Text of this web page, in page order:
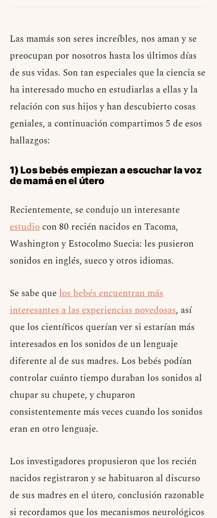
Las mamás son seres increíbles, nos aman y se
preocupan por nosotros hasta los últimos días
de sus vidas. Son tan especiales que la ciencia se
ha interesado mucho en estudiarlas a ellas y la
relación con sus hijos y han descubierto cosas
geniales, a continuación compartimos 5 de esos
hallazgos:
1) Los bebés empiezan a escuchar la voz
de mamá en el útero
Recientemente, se condujo un interesante
estudio con 80 recién nacidos en Tacoma,
Washington y Estocolmo Suecia: les pusieron
sonidos en inglés, sueco y otros idiomas.
Se sabe quelos bebés encuentran más
interesantes a las experiencias novedosas, así
que los científicos querían ver si estarían más
interesados en los sonidos de un lenguaje
diferente al de sus madres. Los bebés podían
controlar cuánto tiempo duraban los sonidos al
chupar su chupete, y chuparon
consistentemente más veces cuando los sonidos
eran en otro lenguaje.
Los investigadores propusieron que los recién
nacidos registraron y se habituaron al discurso
de sus madres en el útero, conclusión razonable
si recordamos que los mecanismos neurológicos